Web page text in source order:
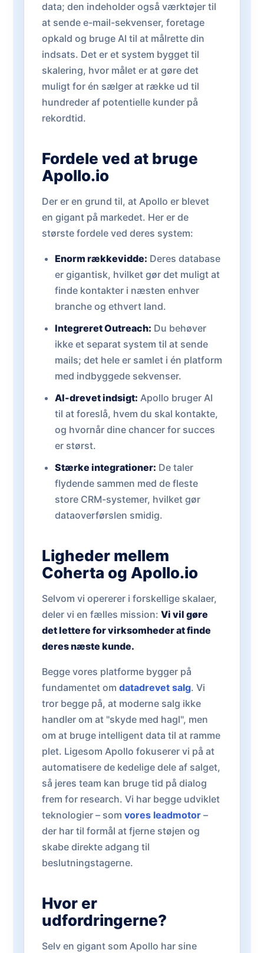
data; den indeholder også værktøjer til
at sende e-mail-sekvenser, foretage
opkald og bruge AI til at målrette din
indsats. Det er et system bygget til
skalering, hvor målet er at gøre det
muligt for én sælger at række ud til
hundreder af potentielle kunder på
rekordtid.
Fordele ved at bruge
Apollo.io
Der er en grund til, at Apollo er blevet
en gigant på markedet. Her er de
største fordele ved deres system:
Enorm rækkevidde: Deres database
er gigantisk, hvilket gør det muligt at
finde kontakter i næsten enhver
branche og ethvert land.
Integreret Outreach: Du behøver
ikke et separat system til at sende
mails; det hele er samlet i én platform
med indbyggede sekvenser.
AI-drevet indsigt: Apollo bruger AI
til at foreslå, hvem du skal kontakte,
og hvornår dine chancer for succes
er størst.
Stærke integrationer: De taler
flydende sammen med de fleste
store CRM-systemer, hvilket gør
dataoverførslen smidig.
Ligheder mellem
Coherta og Apollo.io
Selvom vi opererer i forskellige skalaer,
deler vi en fælles mission: Vi vil gøre
det lettere for virksomheder at finde
deres næste kunde.
Begge vores platforme bygger på
fundamentet om datadrevet salg. Vi
tror begge på, at moderne salg ikke
handler om at "skyde med hagl", men
om at bruge intelligent data til at ramme
plet. Ligesom Apollo fokuserer vi på at
automatisere de kedelige dele af salget,
så jeres team kan bruge tid på dialog
frem for research. Vi har begge udviklet
teknologier – som vores leadmotor –
der har til formål at fjerne støjen og
skabe direkte adgang til
beslutningstagerne.
Hvor er
udfordringerne?
Selv en gigant som Apollo har sine